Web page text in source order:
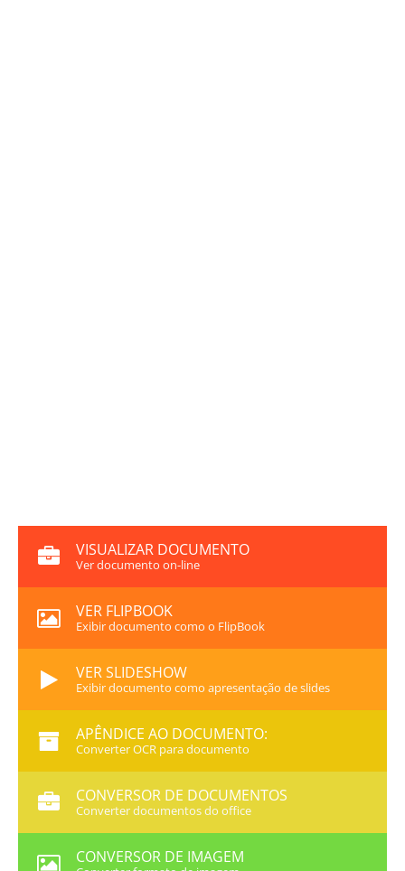
VISUALIZAR DOCUMENTO
Ver documento on-line
VER FLIPBOOK
Exibir documento como o FlipBook
VER SLIDESHOW
Exibir documento como apresentação de slides
APÊNDICE AO DOCUMENTO:
Converter OCR para documento
CONVERSOR DE DOCUMENTOS
Converter documentos do office
CONVERSOR DE IMAGEM